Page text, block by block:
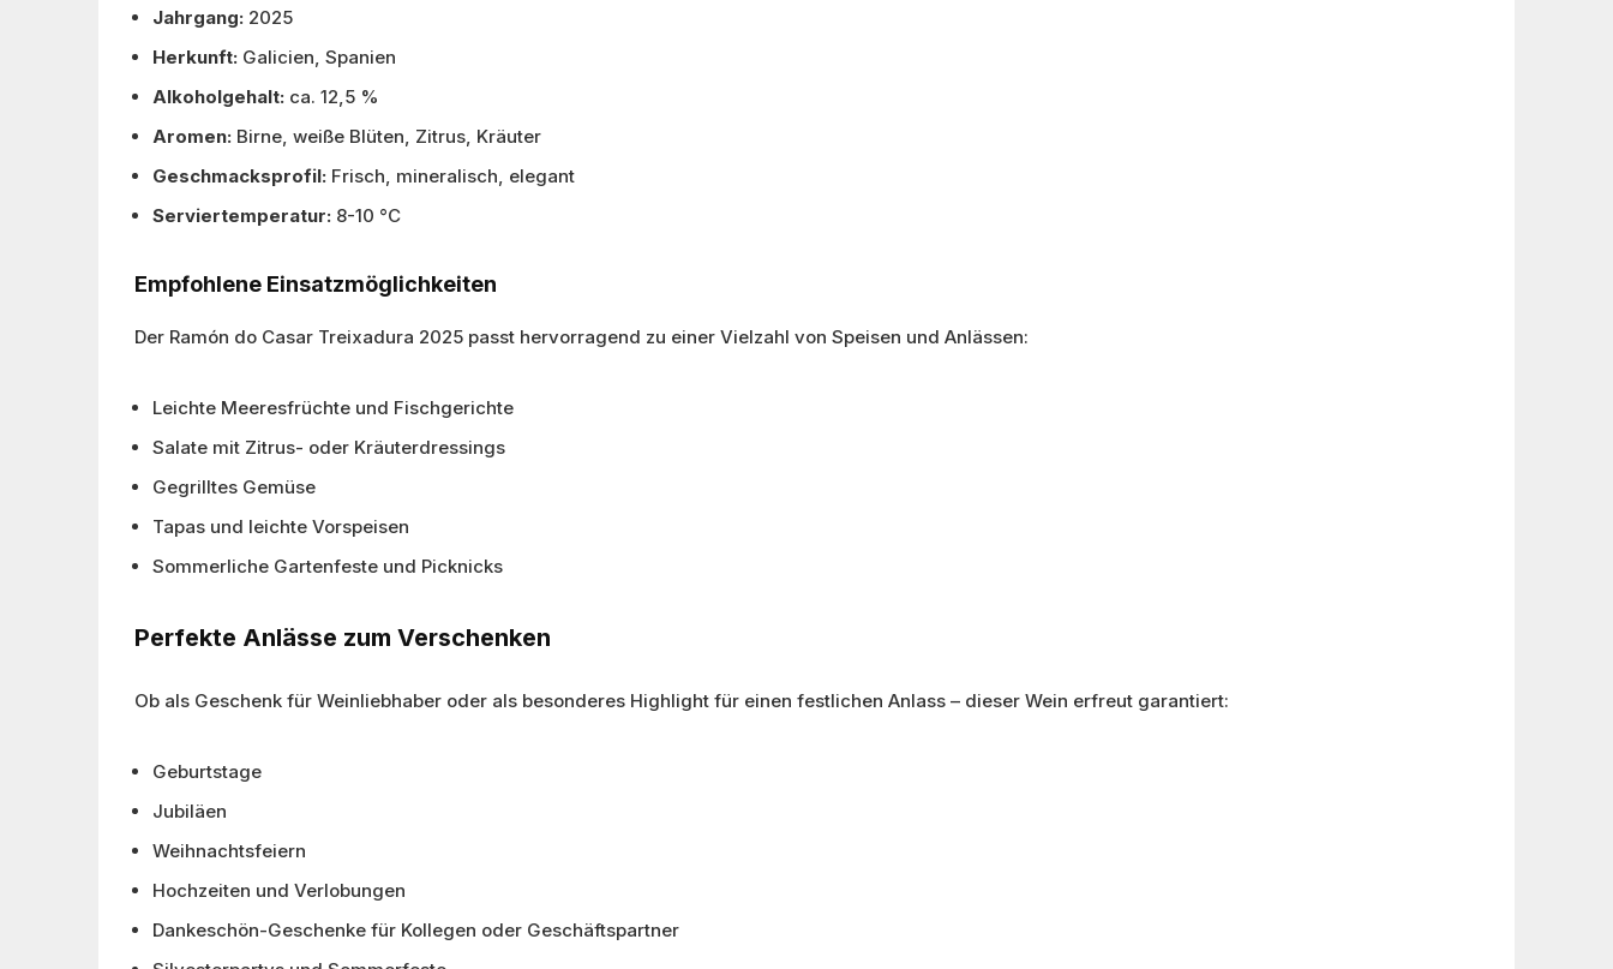
Jahrgang: 2025
Herkunft: Galicien, Spanien
Alkoholgehalt: ca. 12,5 %
Aromen: Birne, weiße Blüten, Zitrus, Kräuter
Geschmacksprofil: Frisch, mineralisch, elegant
Serviertemperatur: 8-10 °C
Empfohlene Einsatzmöglichkeiten
Der Ramón do Casar Treixadura 2025 passt hervorragend zu einer Vielzahl von Speisen und Anlässen:
Leichte Meeresfrüchte und Fischgerichte
Salate mit Zitrus- oder Kräuterdressings
Gegrilltes Gemüse
Tapas und leichte Vorspeisen
Sommerliche Gartenfeste und Picknicks
Perfekte Anlässe zum Verschenken
Ob als Geschenk für Weinliebhaber oder als besonderes Highlight für einen festlichen Anlass – dieser Wein erfreut garantiert:
Geburtstage
Jubiläen
Weihnachtsfeiern
Hochzeiten und Verlobungen
Dankeschön-Geschenke für Kollegen oder Geschäftspartner